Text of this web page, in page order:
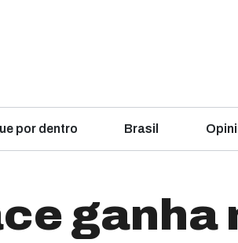
por dentro Brasil